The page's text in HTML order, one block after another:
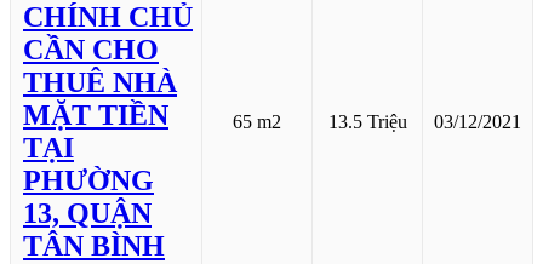
CHÍNH CHỦ
CẦN CHO
THUÊ NHÀ
MẶT TIỀN
TẠI
PHƯỜNG
13, QUẬN
TÂN BÌNH
65 m2 13.5 Triệu 03/12/2021